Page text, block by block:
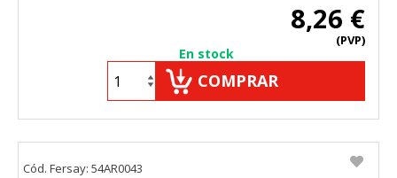
8,26 €
(PVP)
En stock
COMPRAR
Cód. Fersay: 54AR0043